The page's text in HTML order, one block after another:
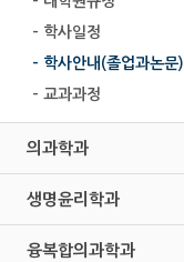
- 학사일정
- 학사안내(졸업과논문)
- 교과과정
의과학과
생명윤리학과
융복합의과학과